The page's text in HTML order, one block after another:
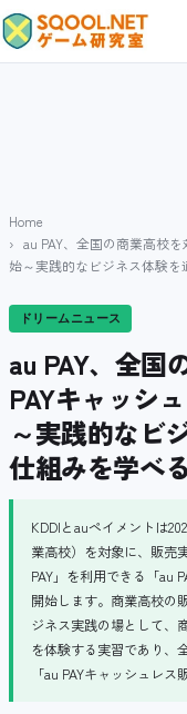
Home
au PAY、全国の商業高校
始～実践的なビジネス体験
ドリームニュース
au PAY、全国
PAYキャッシ
～実践的なビ
仕組みを学べ
KDDIとauペイメントは
業高校）を対象に、販売
PAY」を利用できる「au
開始します。商業高校の
ジネス実践の場として、
を体験する実習であり、
「au PAYキャッシュレ